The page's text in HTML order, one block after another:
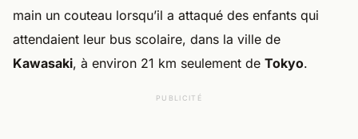
main un couteau lorsqu’il a attaqué des enfants qui
attendaient leur bus scolaire, dans la ville de
Kawasaki, à environ 21 km seulement de Tokyo.
PUBLICITÉ